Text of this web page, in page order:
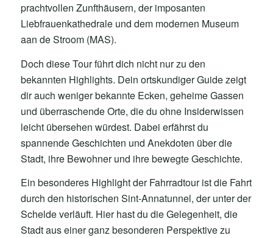
prachtvollen Zunfthäusern, der imposanten
Liebfrauenkathedrale und dem modernen Museum
aan de Stroom (MAS).
Doch diese Tour führt dich nicht nur zu den
bekannten Highlights. Dein ortskundiger Guide zeigt
dir auch weniger bekannte Ecken, geheime Gassen
und überraschende Orte, die du ohne Insiderwissen
leicht übersehen würdest. Dabei erfährst du
spannende Geschichten und Anekdoten über die
Stadt, ihre Bewohner und ihre bewegte Geschichte.
Ein besonderes Highlight der Fahrradtour ist die Fahrt
durch den historischen Sint-Annatunnel, der unter der
Schelde verläuft. Hier hast du die Gelegenheit, die
Stadt aus einer ganz besonderen Perspektive zu